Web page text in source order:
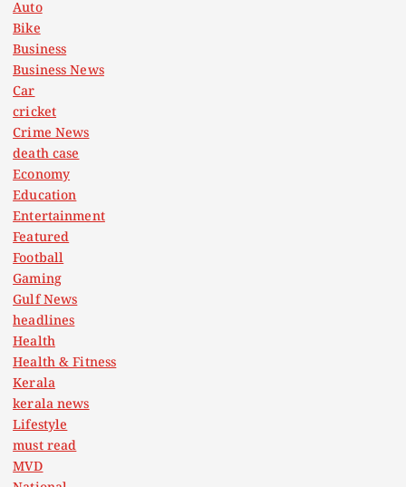
Auto
Bike
Business
Business News
Car
cricket
Crime News
death case
Economy
Education
Entertainment
Featured
Football
Gaming
Gulf News
headlines
Health
Health & Fitness
Kerala
kerala news
Lifestyle
must read
MVD